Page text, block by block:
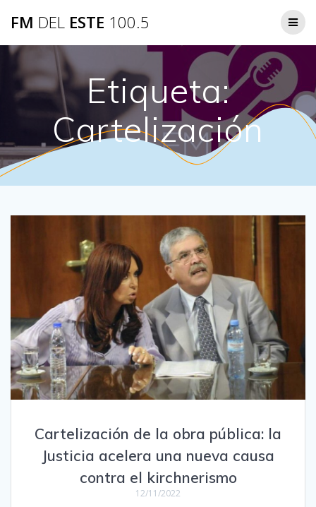
FM DEL ESTE 100.5
Etiqueta:
Cartelización
Cartelización de la obra pública: la
Justicia acelera una nueva causa
contra el kirchnerismo
12/11/2022